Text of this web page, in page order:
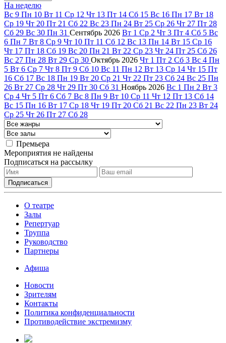
На неделю
Вс 9 Пн 10 Вт 11 Ср 12 Чт 13 Пт 14 Сб 15 Вс 16 Пн 17 Вт 18
Ср 19 Чт 20 Пт 21 Сб 22 Вс 23 Пн 24 Вт 25 Ср 26 Чт 27 Пт 28
Сб 29 Вс 30 Пн 31 Сентябрь 2026 Вт 1 Ср 2 Чт 3 Пт 4 Сб 5 Вс
6 Пн 7 Вт 8 Ср 9 Чт 10 Пт 11 Сб 12 Вс 13 Пн 14 Вт 15 Ср 16
Чт 17 Пт 18 Сб 19 Вс 20 Пн 21 Вт 22 Ср 23 Чт 24 Пт 25 Сб 26
Вс 27 Пн 28 Вт 29 Ср 30 Октябрь 2026 Чт 1 Пт 2 Сб 3 Вс 4 Пн
5 Вт 6 Ср 7 Чт 8 Пт 9 Сб 10 Вс 11 Пн 12 Вт 13 Ср 14 Чт 15 Пт
16 Сб 17 Вс 18 Пн 19 Вт 20 Ср 21 Чт 22 Пт 23 Сб 24 Вс 25 Пн
26 Вт 27 Ср 28 Чт 29 Пт 30 Сб 31 Ноябрь 2026 Вс 1 Пн 2 Вт 3
Ср 4 Чт 5 Пт 6 Сб 7 Вс 8 Пн 9 Вт 10 Ср 11 Чт 12 Пт 13 Сб 14
Вс 15 Пн 16 Вт 17 Ср 18 Чт 19 Пт 20 Сб 21 Вс 22 Пн 23 Вт 24
Ср 25 Чт 26 Пт 27 Сб 28
Премьера
Мероприятия не найдены
Подписаться на рассылку
О театре
Залы
Репертуар
Труппа
Руководство
Партнеры
Афиша
Новости
Зрителям
Контакты
Политика конфиденциальности
Противодействие экстремизму